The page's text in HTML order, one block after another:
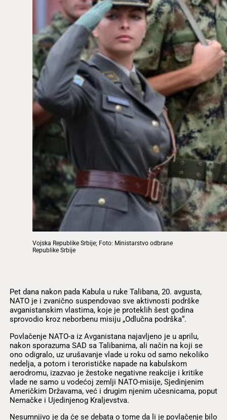
Vojska Republike Srbije; Foto: Ministarstvo odbrane
Republike Srbije
Pet dana nakon pada Kabula u ruke Talibana, 20. avgusta,
NATO je i zvanično suspendovao sve aktivnosti podrške
avganistanskim vlastima, koje je proteklih šest godina
sprovodio kroz neborbenu misiju „Odlučna podrška“.
Povlačenje NATO-a iz Avganistana najavljeno je u aprilu,
nakon sporazuma SAD sa Talibanima, ali način na koji se
ono odigralo, uz urušavanje vlade u roku od samo nekoliko
nedelja, a potom i terorističke napade na kabulskom
aerodromu, izazvao je žestoke negativne reakcije i kritike
vlade ne samo u vodećoj zemlji NATO-misije, Sjedinjenim
Američkim Državama, već i drugim njenim učesnicama, poput
Nemačke i Ujedinjenog Kraljevstva.
Nesumnjivo je da će se debata o tome da li je povlačenje bilo